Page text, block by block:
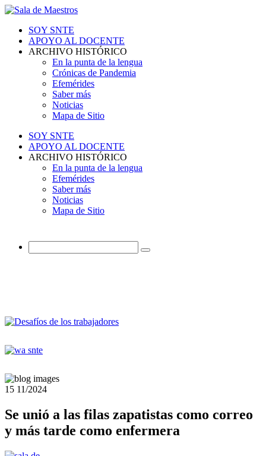
SOY SNTE
APOYO AL DOCENTE
ARCHIVO HISTÓRICO
En la punta de la lengua
Crónicas de Pandemia
Efemérides
Saber más
Noticias
Mapa de Sitio
SOY SNTE
APOYO AL DOCENTE
ARCHIVO HISTÓRICO
En la punta de la lengua
Efemérides
Saber más
Noticias
Mapa de Sitio
15 11/2024
Se unió a las filas zapatistas como correo
y más tarde como enfermera